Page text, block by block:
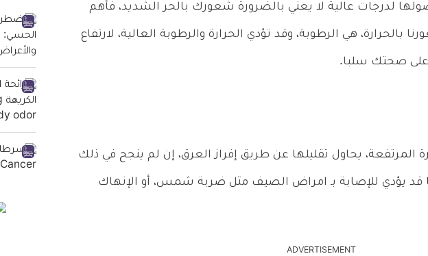
لدرجات عالية لا يعني بالضرورة شعورك بالحر الشديد، فأهم
بالحرارة، هي الرطوبة، وقد تؤدي الحرارة والرطوبة العالية، لارتفاع
على صحتك سلبا.
المرتفعة، يحاول تقليلها عن طريق إفراز العرق، إن لم ينجح في ذلك
قد يؤدي للإصابة بـ امراض الصيف مثل ضربة شمس، أو الإنهاك
ADVERTISEMENT